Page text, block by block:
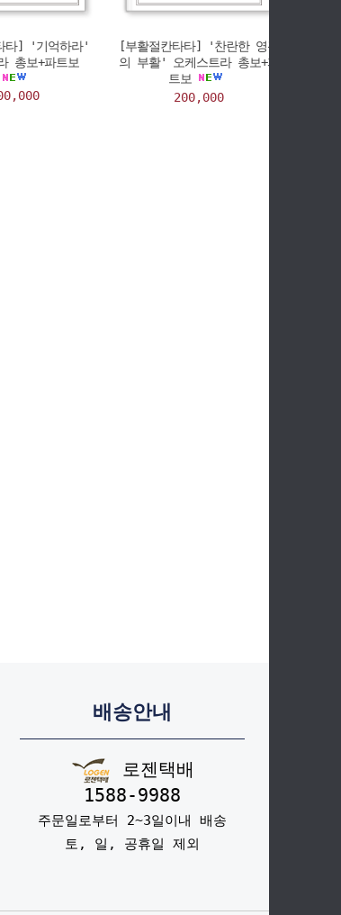
타] '기억하라'
총보+파트보
[부활절칸타타] '찬란한 영광
의 부활' 오케스트라 총보+파
트보
200,000
배송안내
로젠택배
1588-9988
주문일로부터 2~3일이내 배송
토, 일, 공휴일 제외